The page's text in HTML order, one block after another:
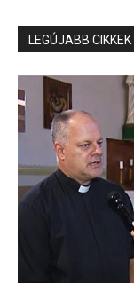
LEGÚJABB CIKKEK